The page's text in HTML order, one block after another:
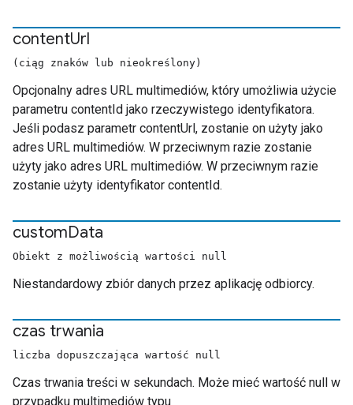
contentUrl
(ciąg znaków lub nieokreślony)
Opcjonalny adres URL multimediów, który umożliwia użycie
parametru contentId jako rzeczywistego identyfikatora.
Jeśli podasz parametr contentUrl, zostanie on użyty jako
adres URL multimediów. W przeciwnym razie zostanie
użyty jako adres URL multimediów. W przeciwnym razie
zostanie użyty identyfikator contentId.
customData
Obiekt z możliwością wartości null
Niestandardowy zbiór danych przez aplikację odbiorcy.
czas trwania
liczba dopuszczająca wartość null
Czas trwania treści w sekundach. Może mieć wartość null w
przypadku multimediów typu